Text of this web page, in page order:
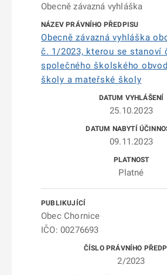
Obecně závazná vyhláška
Obecně závazná vyhláška
č. 1/2023, kterou se stanoví
společného školského
školy a mateřské školy
25.10.2023
09.11.2023
Platné
Obec Chornice
IČO: 00276693
2/2023